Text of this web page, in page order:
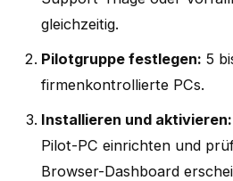
gleichzeitig.
Pilotgruppe festlegen: 5
firmenkontrollierte PCs.
Installieren und aktivieren:
Pilot-PC einrichten und
Browser-Dashboard